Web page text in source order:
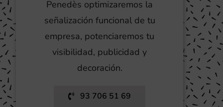
Penedès optimizaremos la
señalización funcional de tu
empresa, potenciaremos tu
visibilidad, publicidad y
decoración.
93 706 51 69